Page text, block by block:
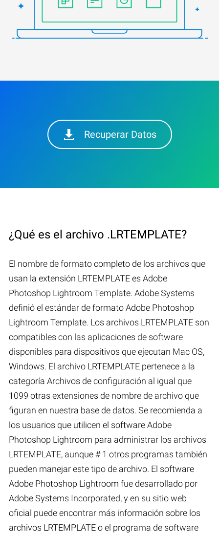
Recuperar Datos
¿Qué es el archivo .LRTEMPLATE?
El nombre de formato completo de los archivos que
usan la extensión LRTEMPLATE es Adobe
Photoshop Lightroom Template. Adobe Systems
definió el estándar de formato Adobe Photoshop
Lightroom Template. Los archivos LRTEMPLATE son
compatibles con las aplicaciones de software
disponibles para dispositivos que ejecutan Mac OS,
Windows. El archivo LRTEMPLATE pertenece a la
categoría Archivos de configuración al igual que
1099 otras extensiones de nombre de archivo que
figuran en nuestra base de datos. Se recomienda a
los usuarios que utilicen el software Adobe
Photoshop Lightroom para administrar los archivos
LRTEMPLATE, aunque # 1 otros programas también
pueden manejar este tipo de archivo. El software
Adobe Photoshop Lightroom fue desarrollado por
Adobe Systems Incorporated, y en su sitio web
oficial puede encontrar más información sobre los
archivos LRTEMPLATE o el programa de software